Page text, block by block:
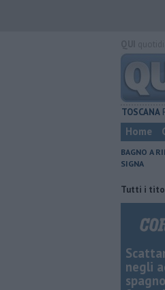
TOSCANA
Home
BAGNO A
SIGNA
Tutti i
​Benzina,
negli